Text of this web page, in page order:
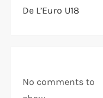
De L’Euro U18
No comments to